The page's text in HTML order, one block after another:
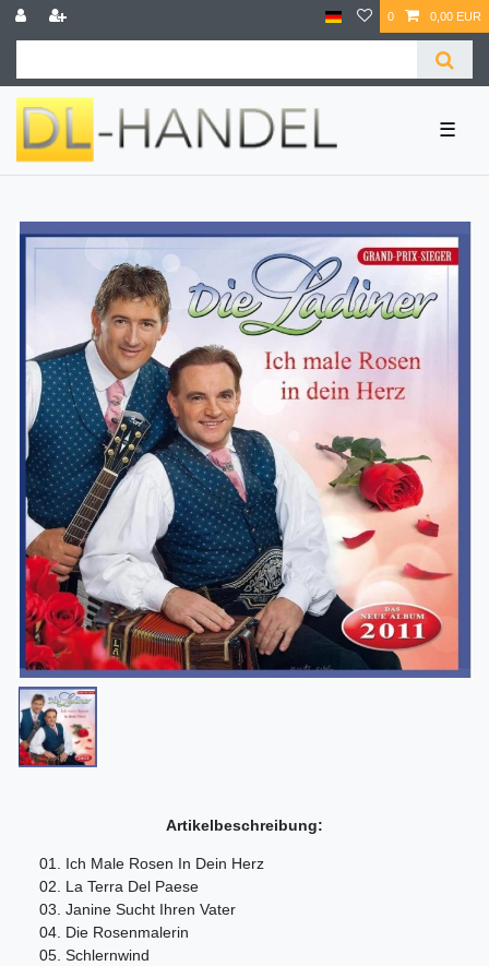
0 0,00 EUR
☰
Artikelbeschreibung:
01. Ich Male Rosen In Dein Herz
02. La Terra Del Paese
03. Janine Sucht Ihren Vater
04. Die Rosenmalerin
05. Schlernwind